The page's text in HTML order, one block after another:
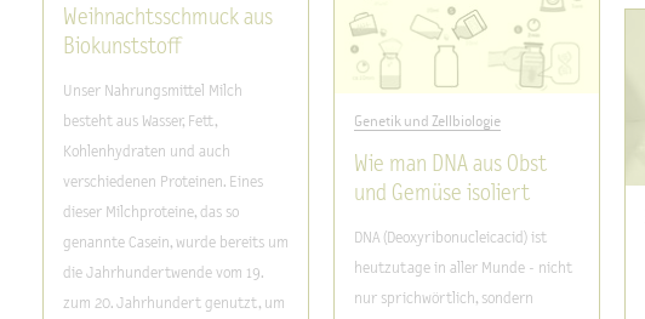
Weihnachtsschmuck aus
Biokunststoff
Unser Nahrungsmittel Milch
besteht aus Wasser, Fett,
Kohlenhydraten und auch
verschiedenen Proteinen. Eines
dieser Milchproteine, das so
genannte Casein, wurde bereits um
die Jahrhundertwende vom 19.
zum 20. Jahrhundert genutzt, um
Genetik und Zellbiologie
Wie man DNA aus Obst
und Gemüse isoliert
DNA (Deoxyribonucleicacid) ist
heutzutage in aller Munde - nicht
nur sprichwörtlich, sondern